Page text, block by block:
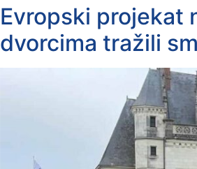
Evropski projekat
dvorcima tražili